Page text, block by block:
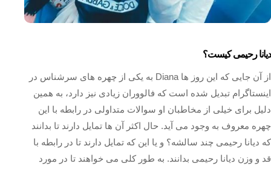
دیانا رحیمی کیست؟
از آن جایی که این روز ها Diana به یکی از چهره های سرشناس در
اینستاگرام تبدیل شده است که فالووران زیادی نیز دارد، به همین
دلیل برای خیلی از مخاطبان او سوالات متداولی در رابطه با این
چهره معروف به وجود می‌ آید. حال اکثر آن ها تمایل دارند تا بدانند
که دیانا رحیمی چند سالشه؟ و یا این که تمایل دارند تا در رابطه با
قد و وزن دیانا رحیمی بدانند. به طور کلی می خواهند تا در مورد